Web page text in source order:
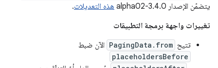
يتضمّن الإصدار 3.4.0-alpha02
هذه التعديلات.
تغييرات واجهة برمجة التطبيقات
تتيح PagingData.from الآن ضبط
placeholdersBefore